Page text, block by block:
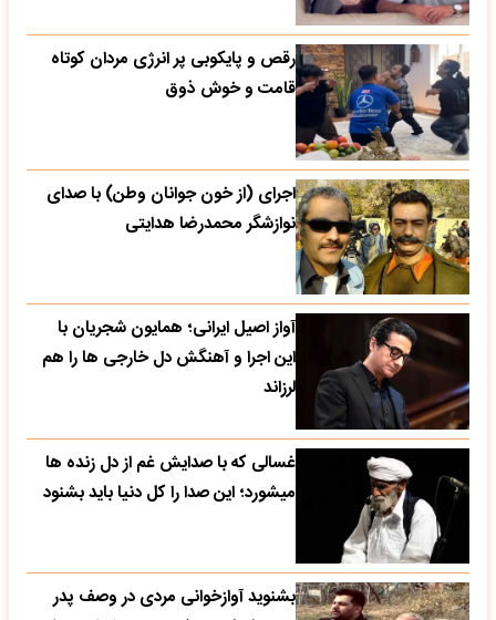
رقص و پایکوبی پر انرژی مردان کوتاه
قامت و خوش ذوق
اجرای (از خون جوانان وطن) با صدای
نوازشگر محمدرضا هدایتی
آواز اصیل ایرانی؛ همایون شجریان با
این اجرا و آهنگش دل خارجی ها را هم
لرزاند
غسالی که با صدایش غم از دل زنده ها
میشورد؛ این صدا را کل دنیا باید بشنود
بشنوید آوازخوانی مردی در وصف پدر